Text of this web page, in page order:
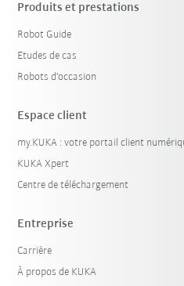
Produits et prestations
Robot Guide
Etudes de cas
Robots d'occasion
Espace client
my.KUKA : votre portail client
KUKA Xpert
Centre de téléchargement
Entreprise
Carrière
À propos de KUKA